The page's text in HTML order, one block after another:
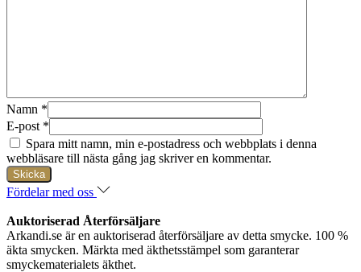
Namn *
E-post *
Spara mitt namn, min e-postadress och webbplats i denna
webbläsare till nästa gång jag skriver en kommentar.
Fördelar med oss
Auktoriserad Återförsäljare
Arkandi.se är en auktoriserad återförsäljare av detta smycke. 100 %
äkta smycken. Märkta med äkthetsstämpel som garanterar
smyckematerialets äkthet.